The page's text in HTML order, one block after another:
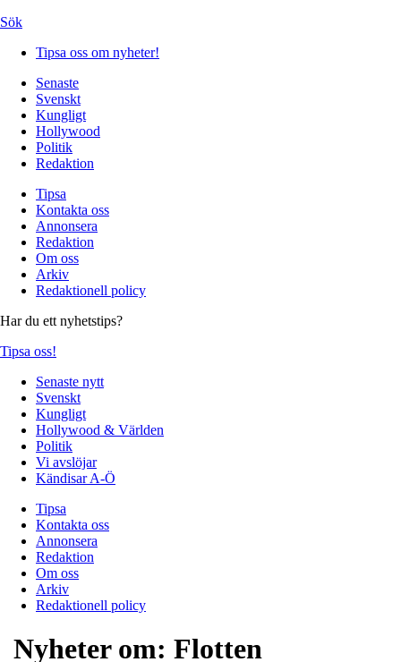
Sök
Tipsa oss om nyheter!
Senaste
Svenskt
Kungligt
Hollywood
Politik
Redaktion
Tipsa
Kontakta oss
Annonsera
Redaktion
Om oss
Arkiv
Redaktionell policy
Har du ett nyhetstips?
Tipsa oss!
Senaste nytt
Svenskt
Kungligt
Hollywood & Världen
Politik
Vi avslöjar
Kändisar A-Ö
Tipsa
Kontakta oss
Annonsera
Redaktion
Om oss
Arkiv
Redaktionell policy
Nyheter om: Flotten